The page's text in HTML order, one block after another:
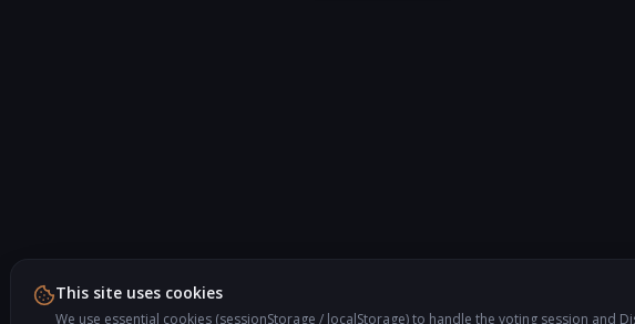
This site uses cookies
We use essential cookies (sessionStorage / localStorage) to handle the voting session and